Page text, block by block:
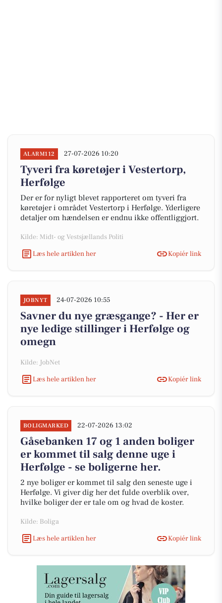
ALARM112 27-07-2026 10:20
Tyveri fra køretøjer i Vestertorp,
Herfølge
Der er for nyligt blevet rapporteret om tyveri fra
køretøjer i området Vestertorp i Herfølge. Yderligere
detaljer om hændelsen er endnu ikke offentliggjort.
Kilde: Midt- og Vestsjællands Politi
Læs hele artiklen her
Kopiér link
JOBNYT 24-07-2026 10:55
Savner du nye græsgange? - Her er
nye ledige stillinger i Herfølge og
omegn
Kilde: JobNet
Læs hele artiklen her
Kopiér link
BOLIGMARKED 22-07-2026 13:02
Gåsebanken 17 og 1 anden boliger
er kommet til salg denne uge i
Herfølge - se boligerne her.
2 nye boliger er kommet til salg den seneste uge i
Herfølge. Vi giver dig her det fulde overblik over,
hvilke boliger der er tale om og hvad de koster.
Kilde: Boliga
Læs hele artiklen her
Kopiér link